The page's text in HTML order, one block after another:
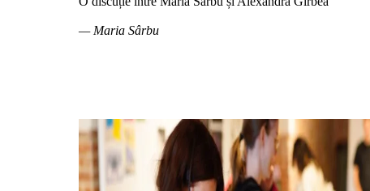
— Maria Sârbu